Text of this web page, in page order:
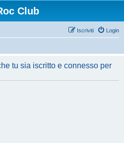
Club
Login
Iscriviti
tu sia iscritto e connesso per